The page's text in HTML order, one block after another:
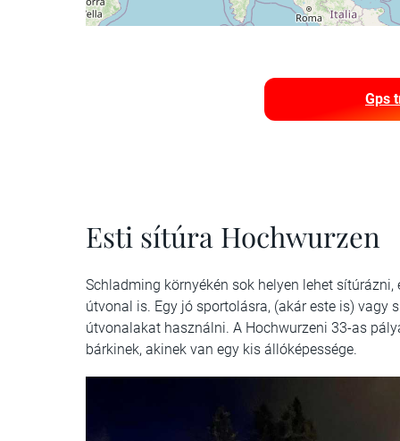
Gps
Esti sítúra Hochwurzen
Schladming környékén sok helyen lehet
útvonal is. Egy jó sportolásra, (akár este is)
útvonalakat használni. A Hochwurzeni 33-as
bárkinek, akinek van egy kis állóképessége.